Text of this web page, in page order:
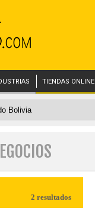
TIENDAS ONLINE
2 resultados